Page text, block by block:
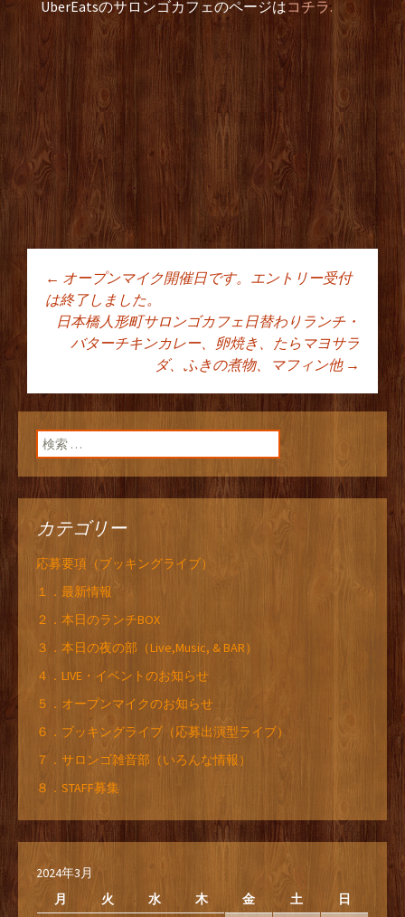
UberEatsのサロンゴカフェのページはコチラ.
投稿ナビゲーショ
ン
← オープンマイク開催日です。エントリー受付
は終了しました。
日本橋人形町サロンゴカフェ日替わりランチ・
バターチキンカレー、卵焼き、たらマヨサラ
ダ、ふきの煮物、マフィン他 →
検索:
カテゴリー
応募要項（ブッキングライブ）
１．最新情報
２．本日のランチBOX
３．本日の夜の部（Live,Music, & BAR）
４．LIVE・イベントのお知らせ
５．オープンマイクのお知らせ
６．ブッキングライブ（応募出演型ライブ）
７．サロンゴ雑音部（いろんな情報）
８．STAFF募集
2024年3月
月
火 水 木 金 土 日